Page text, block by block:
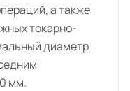
а также
токарно-
диаметр
мм.